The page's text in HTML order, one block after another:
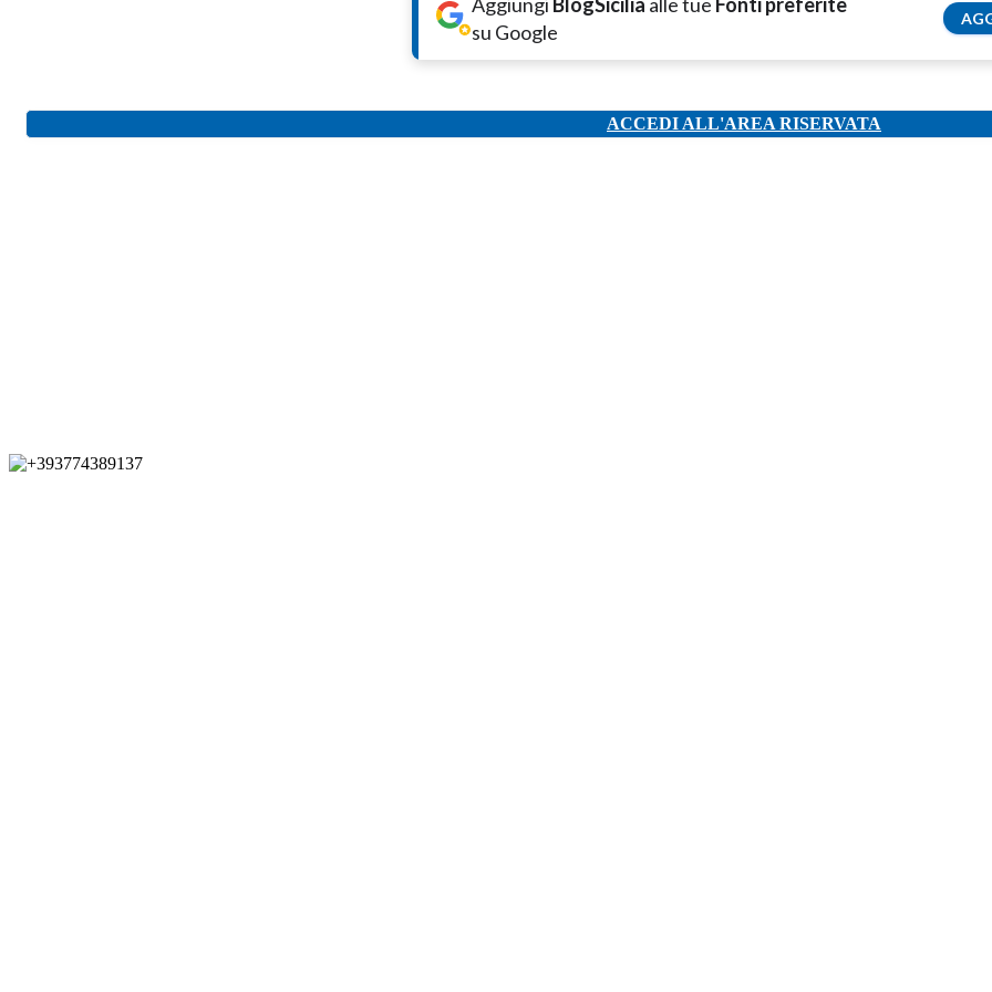
su Google
ACCEDI ALL'AREA RISERVATA